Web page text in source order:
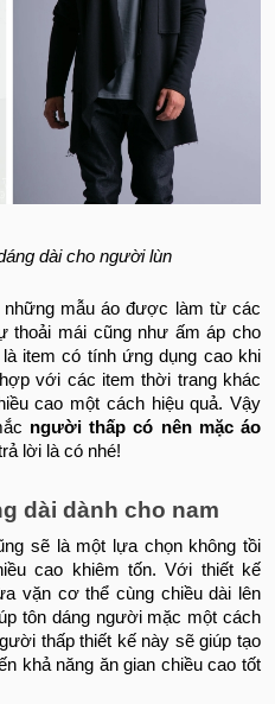
dài cho người lùn
những mẫu áo được làm từ các
thoải mái cũng như ấm áp cho
item có tính ứng dụng cao khi
với các item thời trang khác
cao một cách hiệu quả. Vậy
người thấp có nên mặc áo
lời là có nhé!
dài dành cho nam
sẽ là một lựa chọn không tồi
cao khiêm tốn. Với thiết kế
vặn cơ thể cùng chiều dài lên
tôn dáng người mặc một cách
thấp thiết kế này sẽ giúp tạo
khả năng ăn gian chiều cao tốt